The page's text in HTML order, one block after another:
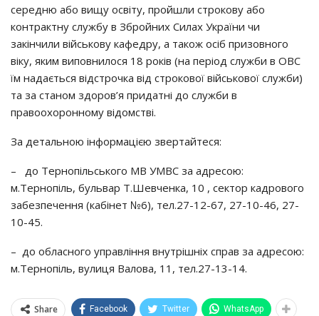
середню або вищу освіту, пройшли строкову або
контрактну службу в Збройних Силах України чи
закінчили військову кафедру, а також осіб призовного
віку, яким виповнилося 18 років (на період служби в ОВС
їм надається відстрочка від строкової військової служби)
та за станом здоров’я придатні до служби в
правоохоронному відомстві.
За детальною інформацією звертайтеся:
– до Тернопільського МВ УМВС за адресою:
м.Тернопіль, бульвар Т.Шевченка, 10 , сектор кадрового
забезпечення (кабінет №6), тел.27-12-67, 27-10-46, 27-
10-45.
– до обласного управління внутрішніх справ за адресою:
м.Тернопіль, вулиця Валова, 11, тел.27-13-14.
Share Facebook Twitter WhatsApp